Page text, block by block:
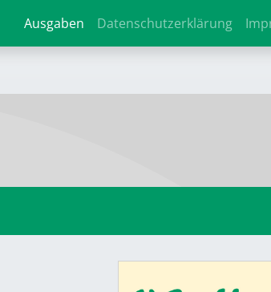
Ausgaben Datenschutzerklärung